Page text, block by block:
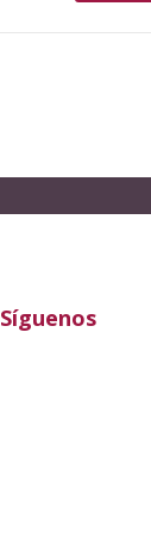
Síguenos